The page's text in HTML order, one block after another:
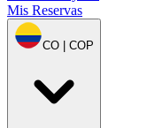
Mis Reservas
CO | COP